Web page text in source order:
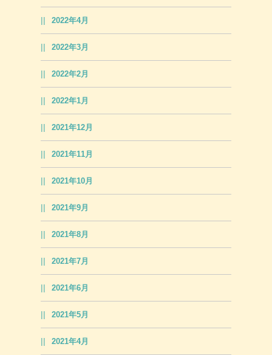
2022年4月
2022年3月
2022年2月
2022年1月
2021年12月
2021年11月
2021年10月
2021年9月
2021年8月
2021年7月
2021年6月
2021年5月
2021年4月